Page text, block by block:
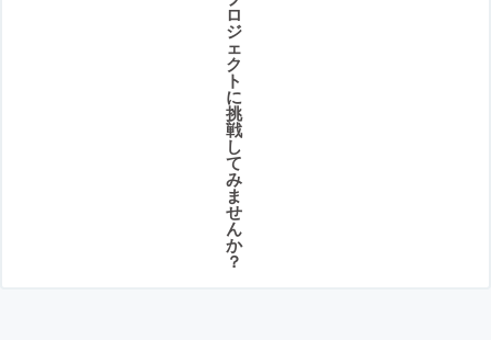
ロ
ジ
ェ
ク
ト
に
挑
戦
し
て
み
ま
せ
ん
か
？